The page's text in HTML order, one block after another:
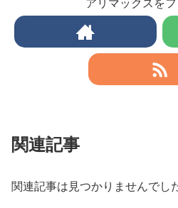
アリマックスを
関連記事
関連記事は見つかりませんでし